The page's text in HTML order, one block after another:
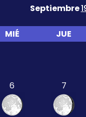
Septiembre
MIÉ JUE
6 7